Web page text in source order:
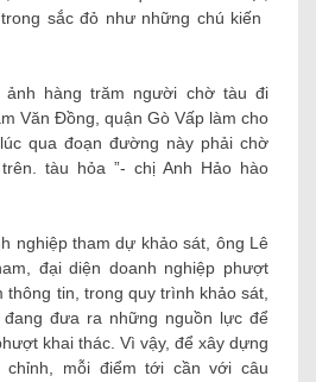
sắc đỏ như những chú kiến
ảnh hàng trăm người chờ tàu đi
Văn Đồng, quận Gò Vấp làm cho
qua đoạn đường này phải chờ
tàu hỏa ”- chị Anh Hảo hào
nghiệp tham dự khảo sát, ông Lê
đại diện doanh nghiệp phượt
thông tin, trong quy trình khảo sát,
đang đưa ra những nguồn lực để
khai thác. Vì vậy, để xây dựng
chỉnh, mỗi điểm tới cần với câu